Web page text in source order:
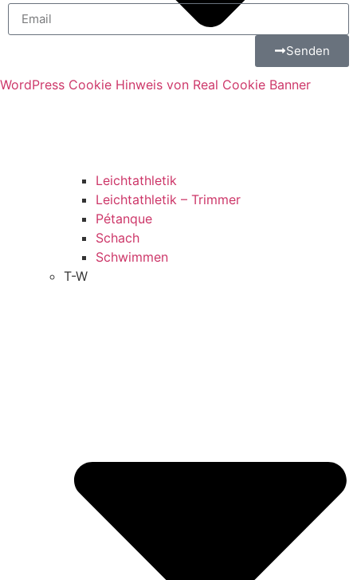
Leichtathletik
Leichtathletik – Trimmer
Pétanque
Schach
Schwimmen
T-W
Senden
WordPress Cookie Hinweis von Real Cookie Banner